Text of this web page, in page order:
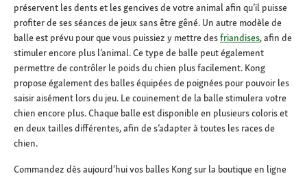
préservent les dents et les gencives de votre animal afin qu’il puisse
profiter de ses séances de jeux sans être gêné. Un autre modèle de
balle est prévu pour que vous puissiez y mettre desfriandises, afin de
stimuler encore plus l’animal. Ce type de balle peut également
permettre de contrôler le poids du chien plus facilement. Kong
propose également des balles équipées de poignées pour pouvoir les
saisir aisément lors du jeu. Le couinement de la balle stimulera votre
chien encore plus. Chaque balle est disponible en plusieurs coloris et
en deux tailles différentes, afin de s’adapter à toutes les races de
chien.
Commandez dès aujourd’hui vos balles Kong sur la boutique en ligne